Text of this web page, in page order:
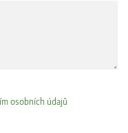
osobních údajů